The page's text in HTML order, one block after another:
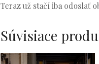
Teraz už stačí iba odoslať
Súvisiace